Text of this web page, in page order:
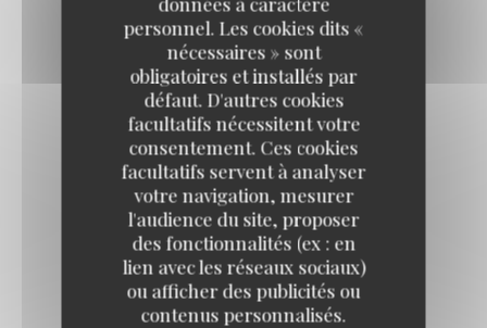
personnel. Les cookies dits «
nécessaires » sont
obligatoires et installés par
défaut. D'autres cookies
facultatifs nécessitent votre
consentement. Ces cookies
facultatifs servent à analyser
votre navigation, mesurer
l'audience du site, proposer
des fonctionnalités (ex : en
lien avec les réseaux sociaux)
ou afficher des publicités ou
contenus personnalisés.
26,50 EUR
AÏOLI DE CABILLAUD
Œuf plein air, bulots, légumes d'été
29,50 EUR
Les plats du jour du vendredi
RAIE AU BEURRE NOISETTE, CÂPRES